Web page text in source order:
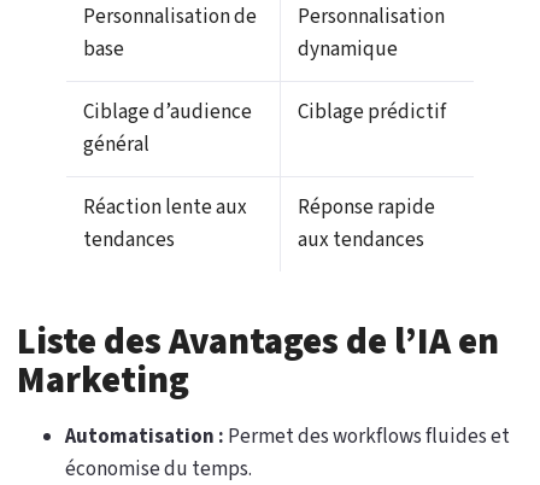
Personnalisation de
base
Personnalisation
dynamique
Ciblage d’audience
général
Ciblage prédictif
Réaction lente aux
tendances
Réponse rapide
aux tendances
Liste des Avantages de l’IA en
Marketing
Automatisation : Permet des workflows fluides et
économise du temps.